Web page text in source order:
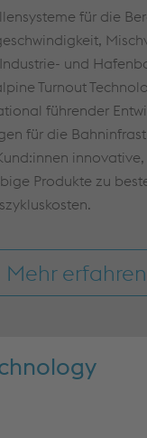
für die
und
Turnout
führender
für die
Produkte zu
Mehr erfahren